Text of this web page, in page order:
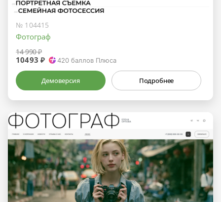
№ 104415
Фотограф
14 990 ₽
10493 ₽ 420 баллов Плюса
Демоверсия Подробнее